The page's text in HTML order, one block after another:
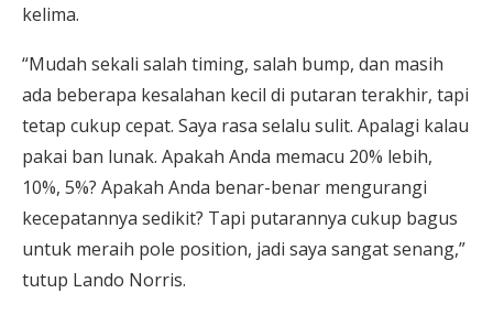
kelima.
“Mudah sekali salah timing, salah bump, dan masih
ada beberapa kesalahan kecil di putaran terakhir, tapi
tetap cukup cepat. Saya rasa selalu sulit. Apalagi kalau
pakai ban lunak. Apakah Anda memacu 20% lebih,
10%, 5%? Apakah Anda benar-benar mengurangi
kecepatannya sedikit? Tapi putarannya cukup bagus
untuk meraih pole position, jadi saya sangat senang,”
tutup Lando Norris.